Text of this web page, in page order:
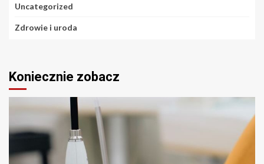
Uncategorized
Zdrowie i uroda
Koniecznie zobacz